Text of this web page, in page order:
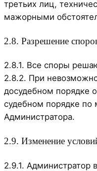
третьих лиц,
мажорными
2.8. Разрешение
2.8.1. Все споры
2.8.2. При
досудебном порядке
судебном порядке по
Администратора.
2.9. Изменение
2.9.1. Администратор